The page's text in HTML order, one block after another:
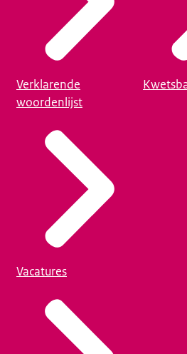
Verklarende
woordenlijst
Vacatures